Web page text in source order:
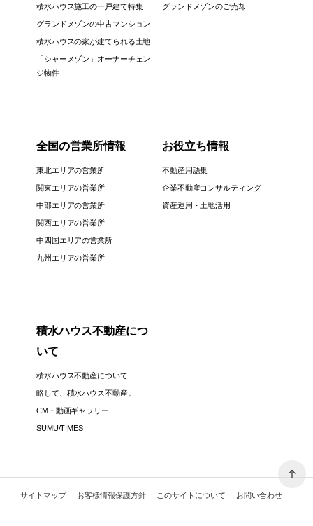
積水ハウス施工の一戸建て特集
グランドメゾンの中古マンション
積水ハウスの家が建てられる土地
「シャーメゾン」オーナーチェン
ジ物件
グランドメゾンのご売却
全国の営業所情報
東北エリアの営業所
関東エリアの営業所
中部エリアの営業所
関西エリアの営業所
中四国エリアの営業所
九州エリアの営業所
お役立ち情報
不動産用語集
企業不動産コンサルティング
資産運用・土地活用
積水ハウス不動産につ
いて
積水ハウス不動産について
略して、積水ハウス不動産。
CM・動画ギャラリー
SUMU/TIMES
サイトマップ お客様情報保護方針 このサイトについて お問い合わせ